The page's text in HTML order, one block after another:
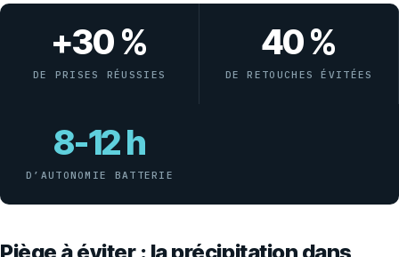
+30 %
DE PRISES RÉUSSIES
40 %
DE RETOUCHES ÉVITÉES
8-12 h
D’AUTONOMIE BATTERIE